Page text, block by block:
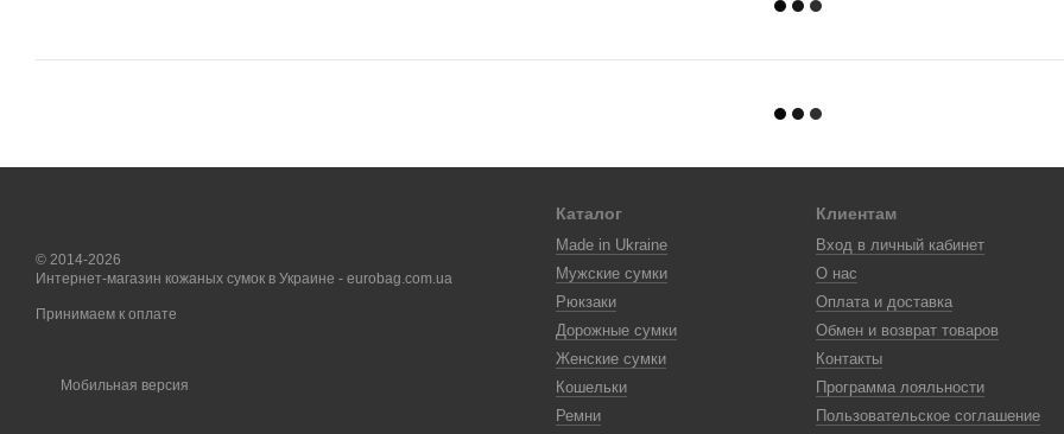
© 2014-2026
Интернет-магазин кожаных сумок в Украине - eurobag.com.ua
Принимаем к оплате
Мобильная версия
Каталог
Made in Ukraine
Мужские сумки
Рюкзаки
Дорожные сумки
Женские сумки
Кошельки
Ремни
Клиентам
Вход в личный кабинет
О нас
Оплата и доставка
Обмен и возврат товаров
Контакты
Программа лояльности
Пользовательское соглашение